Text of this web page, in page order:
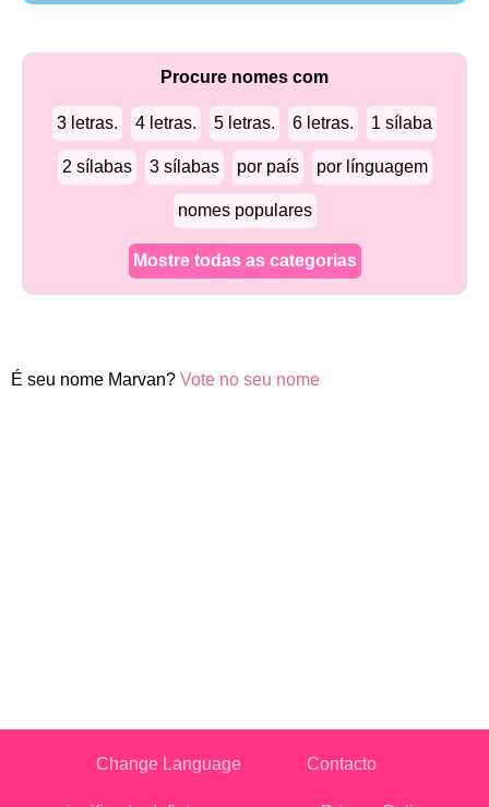
Procure nomes com
3 letras. 4 letras. 5 letras. 6 letras. 1 sílaba
2 sílabas 3 sílabas por país por línguagem
nomes populares
Mostre todas as categorias
É seu nome Marvan? Vote no seu nome
Change Language Contacto